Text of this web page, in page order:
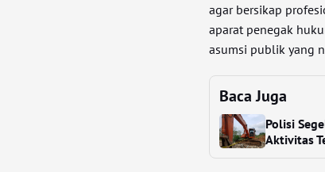
agar bersikap
aparat penegak
asumsi publik yang
Baca Juga
Polisi
Aktivitas